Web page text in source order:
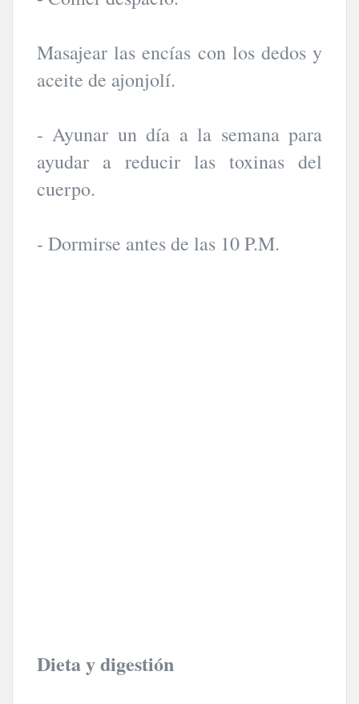
Masajear las encías con los dedos y
aceite de ajonjolí.
- Ayunar un día a la semana para
ayudar a reducir las toxinas del
cuerpo.
- Dormirse antes de las 10 P.M.
Dieta y digestión